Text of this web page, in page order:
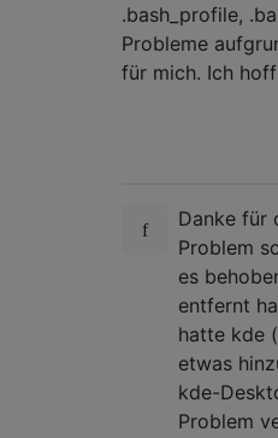
.bash_profile,
Probleme
für mich. Ich
Danke für
Problem
es
entfernt
hatte kde
etwas
kde-
Problem